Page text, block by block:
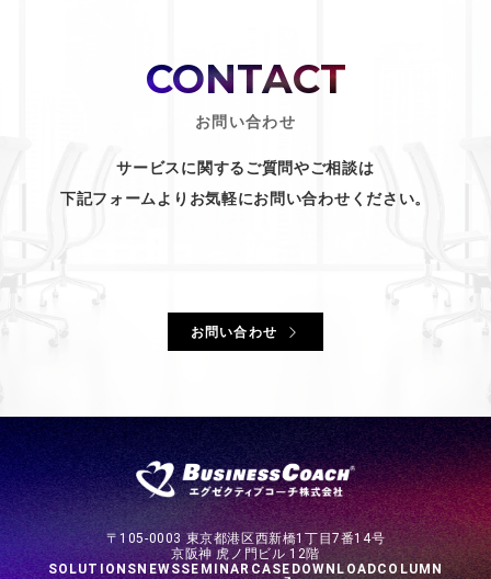
CONTACT
お問い合わせ
サービスに関するご質問やご相談は
下記フォームよりお気軽にお問い合わせください。
お問い合わせ
〒105-0003 東京都港区西新橋1丁目7番14号
京阪神 虎ノ門ビル 12階
SOLUTIONSNEWSSEMINARCASE DOWNLOADCOLUMN